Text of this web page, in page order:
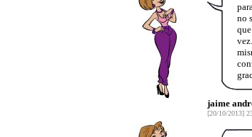
no
jaime
[20/10/2013]